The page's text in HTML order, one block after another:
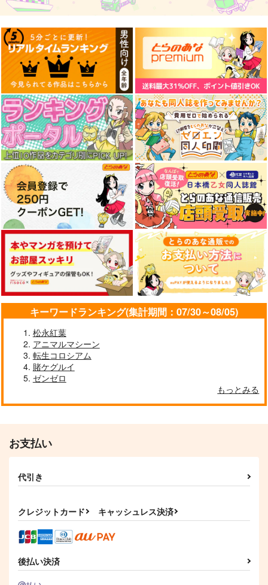
東方スライドキーホル
ダー 十六夜咲夜
AbsoluteZero
990円（税込）
十六夜咲夜
サンプル
作品詳細
東方スライドキーホル
ダー 魂魄妖夢
AbsoluteZero
990円（税込）
魂魄妖夢
サンプル
作品詳細
東方スライドキーホル
ダー 古明地さとり
AbsoluteZero
990円（税込）
古明地さとり
サンプル
作品詳細
東方スライドキーホル
ダー 古明地こいし
AbsoluteZero
円 （税込）
古明地こいし
ダー レミリア
フランドール・スカーレ
キーワードランキング(集計期間：07/30～08/05)
松永紅葉
アニマルマシーン
転生コロシアム
賭ケグルイ
ゼンゼロ
もっとみる
お支払い
代引き
クレジットカード キャッシュレス決済
後払い決済